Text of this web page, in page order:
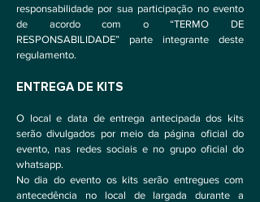
responsabilidade por sua participação no evento
de acordo com o “TERMO DE
RESPONSABILIDADE” parte integrante deste
regulamento.
ENTREGA DE KITS
O local e data de entrega antecipada dos kits
serão divulgados por meio da página oficial do
evento, nas redes sociais e no grupo oficial do
whatsapp.
No dia do evento os kits serão entregues com
antecedência no local de largada durante a